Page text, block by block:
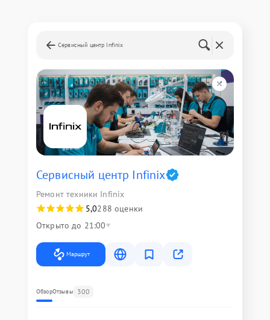
Сервисный центр Infinix
Сервисный центр Infinix
Ремонт техники Infinix
5,0288 оценки
Открыто до 21:00
Маршрут
ОбзорОтзывы 300